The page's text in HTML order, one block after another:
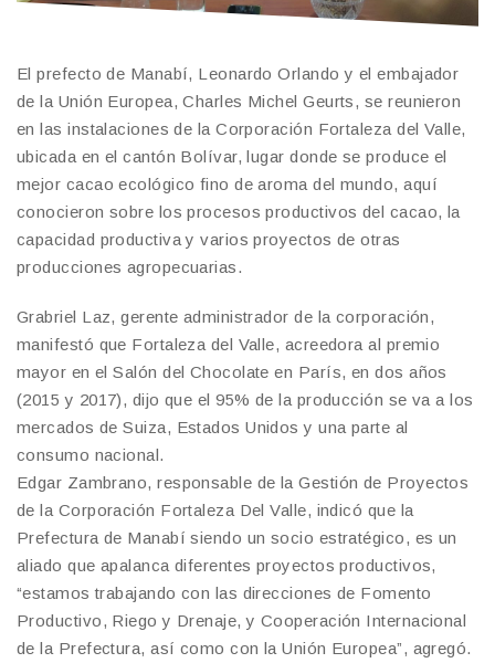
El prefecto de Manabí, Leonardo Orlando y el embajador
de la Unión Europea, Charles Michel Geurts, se reunieron
en las instalaciones de la Corporación Fortaleza del Valle,
ubicada en el cantón Bolívar, lugar donde se produce el
mejor cacao ecológico fino de aroma del mundo, aquí
conocieron sobre los procesos productivos del cacao, la
capacidad productiva y varios proyectos de otras
producciones agropecuarias.
Grabriel Laz, gerente administrador de la corporación,
manifestó que Fortaleza del Valle, acreedora al premio
mayor en el Salón del Chocolate en París, en dos años
(2015 y 2017), dijo que el 95% de la producción se va a los
mercados de Suiza, Estados Unidos y una parte al
consumo nacional.
Edgar Zambrano, responsable de la Gestión de Proyectos
de la Corporación Fortaleza Del Valle, indicó que la
Prefectura de Manabí siendo un socio estratégico, es un
aliado que apalanca diferentes proyectos productivos,
“estamos trabajando con las direcciones de Fomento
Productivo, Riego y Drenaje, y Cooperación Internacional
de la Prefectura, así como con la Unión Europea”, agregó.